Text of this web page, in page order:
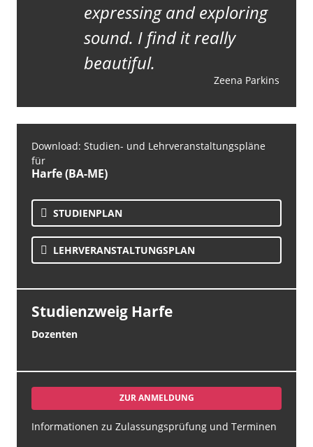
expressing and exploring
sound. I find it really
beautiful.
Zeena Parkins
Download: Studien- und Lehrveranstaltungspläne
für
Harfe (BA-ME)
STUDIENPLAN
LEHR­VERANSTALTUNGS­PLAN
Studienzweig Harfe
Dozenten
ZUR ANMELDUNG
Informationen zu Zulassungsprüfung und Terminen